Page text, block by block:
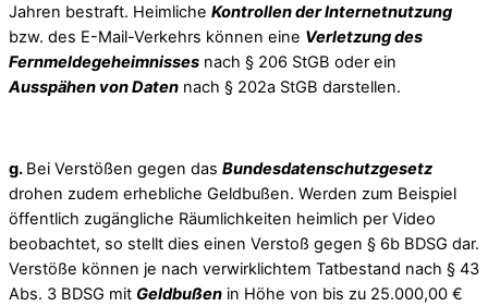
Jahren bestraft. Heimliche Kontrollen der Internetnutzung
bzw. des E-Mail-Verkehrs können eine Verletzung des
Fernmeldegeheimnisses nach § 206 StGB oder ein
Ausspähen von Daten nach § 202a StGB darstellen.
g. Bei Verstößen gegen das Bundesdatenschutzgesetz
drohen zudem erhebliche Geldbußen. Werden zum Beispiel
öffentlich zugängliche Räumlichkeiten heimlich per Video
beobachtet, so stellt dies einen Verstoß gegen § 6b BDSG dar.
Verstöße können je nach verwirklichtem Tatbestand nach § 43
Abs. 3 BDSG mit Geldbußen in Höhe von bis zu 25.000,00 €